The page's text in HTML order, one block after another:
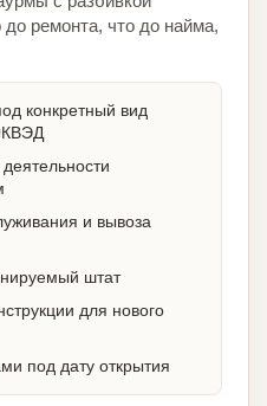
ремонта, что до найма,
конкретный вид
и вывоза
штат
для нового
под дату открытия